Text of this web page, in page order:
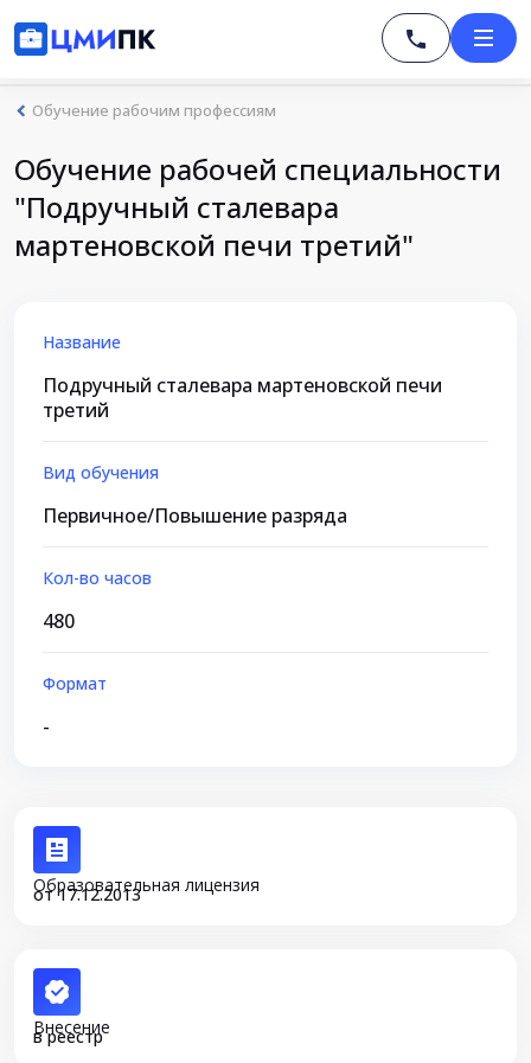
Обучение рабочим профессиям
Обучение рабочей специальности
"Подручный сталевара
мартеновской печи третий"
Название
Подручный сталевара мартеновской печи
третий
Вид обучения
Первичное/Повышение разряда
Кол-во часов
480
Формат
-
Образовательная лицензия
от 17.12.2013
Внесение
в реестр